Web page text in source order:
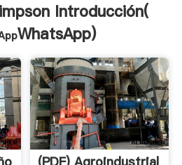
Introducción(
WhatsApp)